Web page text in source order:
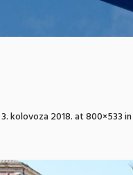
3. kolovoza 2018.at 800×533 in